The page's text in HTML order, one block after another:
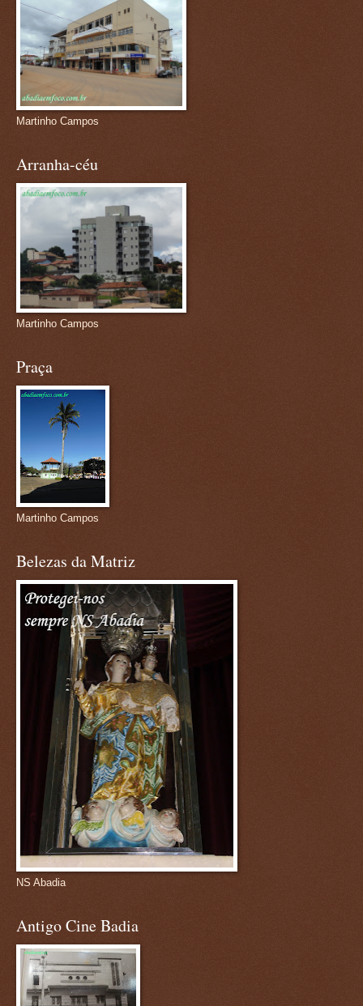
Martinho Campos
Arranha-céu
Martinho Campos
Praça
Martinho Campos
Belezas da Matriz
NS Abadia
Antigo Cine Badia